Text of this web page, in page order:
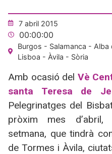
7 abril 2015
00:00:00
Burgos - Salamanca -
Lisboa - Àvila - Sòria
Amb ocasió del Vè
santa Teresa de
Pelegrinatges del
pròxim mes d’abril,
setmana, que tindrà
de Tormes i Àvila,